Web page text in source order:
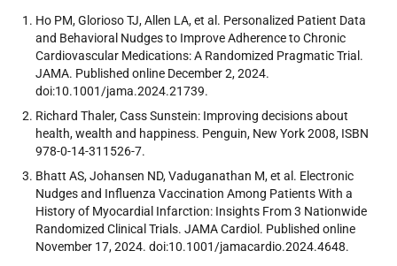
Ho PM, Glorioso TJ, Allen LA, et al. Personalized Patient Data
and Behavioral Nudges to Improve Adherence to Chronic
Cardiovascular Medications: A Randomized Pragmatic Trial.
JAMA. Published online December 2, 2024.
doi:10.1001/jama.2024.21739.
Richard Thaler, Cass Sunstein: Improving decisions about
health, wealth and happiness. Penguin, New York 2008, ISBN
978-0-14-311526-7.
Bhatt AS, Johansen ND, Vaduganathan M, et al. Electronic
Nudges and Influenza Vaccination Among Patients With a
History of Myocardial Infarction: Insights From 3 Nationwide
Randomized Clinical Trials. JAMA Cardiol. Published online
November 17, 2024. doi:10.1001/jamacardio.2024.4648.